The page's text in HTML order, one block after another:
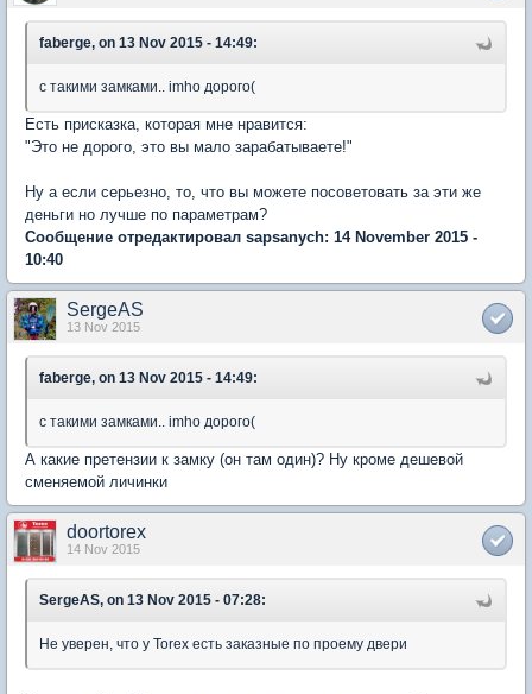
faberge, on 13 Nov 2015 - 14:49:
c такими замками.. imho дорого(
Есть присказка, которая мне нравится:
"Это не дорого, это вы мало зарабатываете!"
Ну а если серьезно, то, что вы можете посоветовать за эти же
деньги но лучше по параметрам?
Сообщение отредактировал sapsanych: 14 November 2015 -
10:40
SergeAS
13 Nov 2015
faberge, on 13 Nov 2015 - 14:49:
c такими замками.. imho дорого(
А какие претензии к замку (он там один)? Ну кроме дешевой
сменяемой личинки
doortorex
14 Nov 2015
SergeAS, on 13 Nov 2015 - 07:28:
Не уверен, что у Torex есть заказные по проему двери